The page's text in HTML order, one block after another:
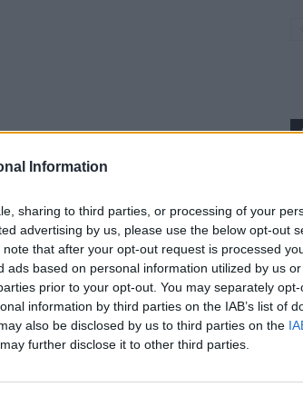
Information
sharing to third parties, or processing of your
advertising by us, please use the below opt-out
that after your opt-out request is processed
ads based on personal information utilized by us
prior to your opt-out. You may separately
information by third parties on the IAB’s list of
also be disclosed by us to third parties on the
further disclose it to other third parties.